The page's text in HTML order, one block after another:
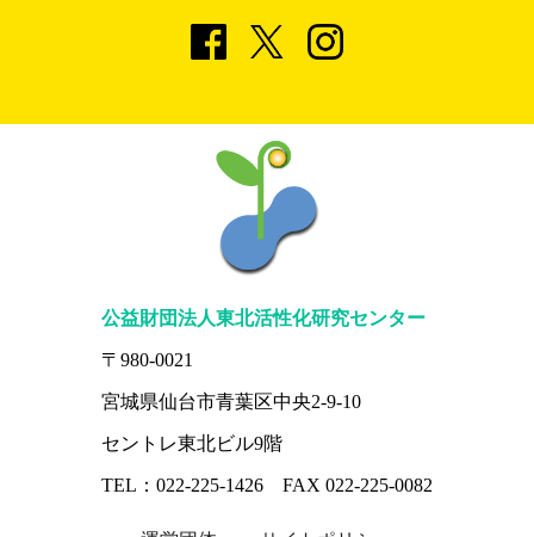
公益財団法人東北活性化研究センター
〒980-0021
宮城県仙台市青葉区中央2-9-10
セントレ東北ビル9階
TEL：022-225-1426 FAX 022-225-0082